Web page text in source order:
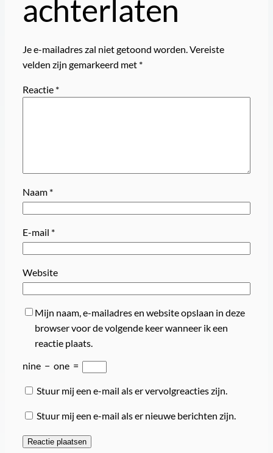
achterlaten
Je e-mailadres zal niet getoond worden.Vereiste
velden zijn gemarkeerd met *
Reactie *
Naam *
E-mail *
Website
Mijn naam, e-mailadres en website opslaan in deze
browser voor de volgende keer wanneer ik een
reactie plaats.
nine − one =
Stuur mij een e-mail als er vervolgreacties zijn.
Stuur mij een e-mail als er nieuwe berichten zijn.